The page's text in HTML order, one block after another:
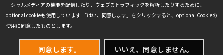
ーシャルメディアの機能を配信したり、ウェブのトラフィックを解析したりするために、
optional cookieも使用しています 「はい、同意します」をクリックすると、optional Cookieの
使用に同意したものとします。
同意します。 いいえ、同意しません。
会社情報
お問い合わせ